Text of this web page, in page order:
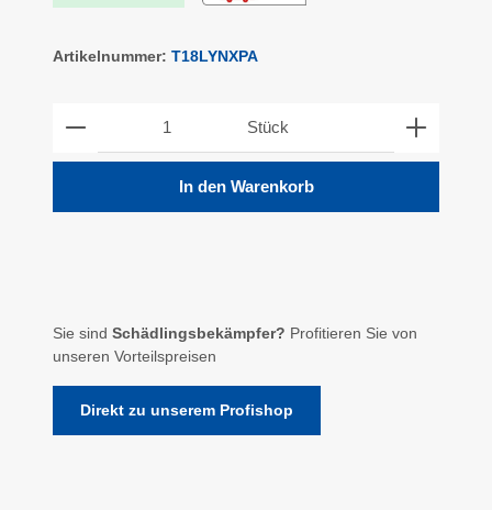
Artikelnummer: T18LYNXPA
Produkt Anzahl: Gib den gewünschten Wert ein
Stück
In den Warenkorb
Sie sind Schädlingsbekämpfer? Profitieren Sie von
unseren Vorteilspreisen
Direkt zu unserem Profishop